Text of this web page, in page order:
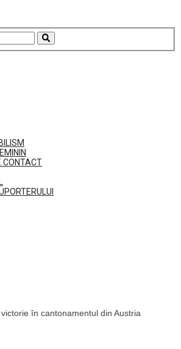
CONTACT
în cantonamentul din Austria